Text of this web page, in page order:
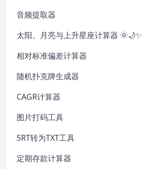
音频提取器
太阳、月亮与上升星座计算器 🌞🌙✨
相对标准偏差计算器
随机扑克牌生成器
CAGR计算器
图片打码工具
SRT转为TXT工具
定期存款计算器